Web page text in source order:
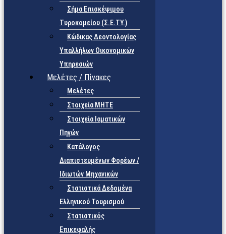
Σήμα Επισκέψιμου
Τυροκομείου (Σ.Ε.TY.)
Κώδικας Δεοντολογίας
Υπαλλήλων Οικονομικών
Υπηρεσιών
Μελέτες / Πίνακες
Μελέτες
Στοιχεία ΜΗΤΕ
Στοιχεία Ιαματικών
Πηγών
Κατάλογος
Διαπιστευμένων Φορέων /
Ιδιωτών Μηχανικών
Στατιστικά Δεδομένα
Ελληνικού Τουρισμού
Στατιστικός
Επικεφαλής